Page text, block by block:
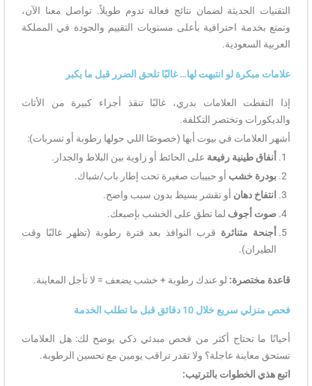
التقنيات الحديثة لضمان نتائج فعالة تدوم طويلاً. تواصل معنا الآن،
وتمتع بخدمة احترافية بأعلى مستويات التقييم والجودة في المملكة
العربية السعودية.
علامات مبكرة لو انتبهت لها… غالبًا تلحق الضرر قبل ما يكبر
إذا التقطت العلامات بدري، غالبًا تنقذ أجزاء كبيرة من الأثاث
والديكورات وتختصر التكلفة.
أشهر العلامات في بيوت أبها (خصوصًا اللي حولها رطوبة أو تسربات):
أنفاق طينية رفيعة على الحائط أو زاوية بين البلاط والجدار.
بودرة خشب أو حبيبات صغيرة تحت إطار باب/شباك.
انتفاخ دهان أو تقشر بسيط بدون سبب واضح.
صوت أجوف لما تطق على الخشب بإصبعك.
أجنحة متناثرة قرب النوافذ بعد فترة رطوبة (تظهر غالبًا وقت
الطيران).
قاعدة مختصرة: لو عندك رطوبة + خشب يضعف = لا تأجل المعاينة.
فحص منزلي سريع خلال 10 دقائق قبل ما تطلب الخدمة
أحيانًا ما تحتاج أكثر من فحص مبدئي ذكي يوضح لك: هل العلامات
تستحق معاينة عاجلة؟ ولا تقدر تراقب يومين مع تحسين الرطوبة.
اتبع هذي الخطوات بالترتيب: